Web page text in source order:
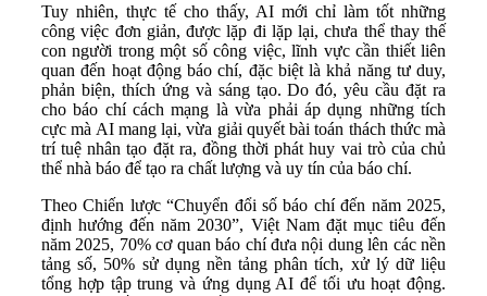
Tuy nhiên, thực tế cho thấy, AI mới chỉ làm tốt những
công việc đơn giản, được lặp đi lặp lại, chưa thể thay thế
con người trong một số công việc, lĩnh vực cần thiết liên
quan đến hoạt động báo chí, đặc biệt là khả năng tư duy,
phản biện, thích ứng và sáng tạo. Do đó, yêu cầu đặt ra
cho báo chí cách mạng là vừa phải áp dụng những tích
cực mà AI mang lại, vừa giải quyết bài toán thách thức mà
trí tuệ nhân tạo đặt ra, đồng thời phát huy vai trò của chủ
thể nhà báo để tạo ra chất lượng và uy tín của báo chí.
Theo Chiến lược “Chuyển đổi số báo chí đến năm 2025,
định hướng đến năm 2030”, Việt Nam đặt mục tiêu đến
năm 2025, 70% cơ quan báo chí đưa nội dung lên các nền
tảng số, 50% sử dụng nền tảng phân tích, xử lý dữ liệu
tổng hợp tập trung và ứng dụng AI để tối ưu hoạt động.